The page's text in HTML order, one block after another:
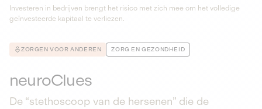
Investeren in bedrijven brengt het risico met zich mee om het volledige
geïnvesteerde kapitaal te verliezen.
ZORGEN VOOR ANDEREN ZORG EN GEZONDHEID
neuroClues
De “stethoscoop van de hersenen” die de